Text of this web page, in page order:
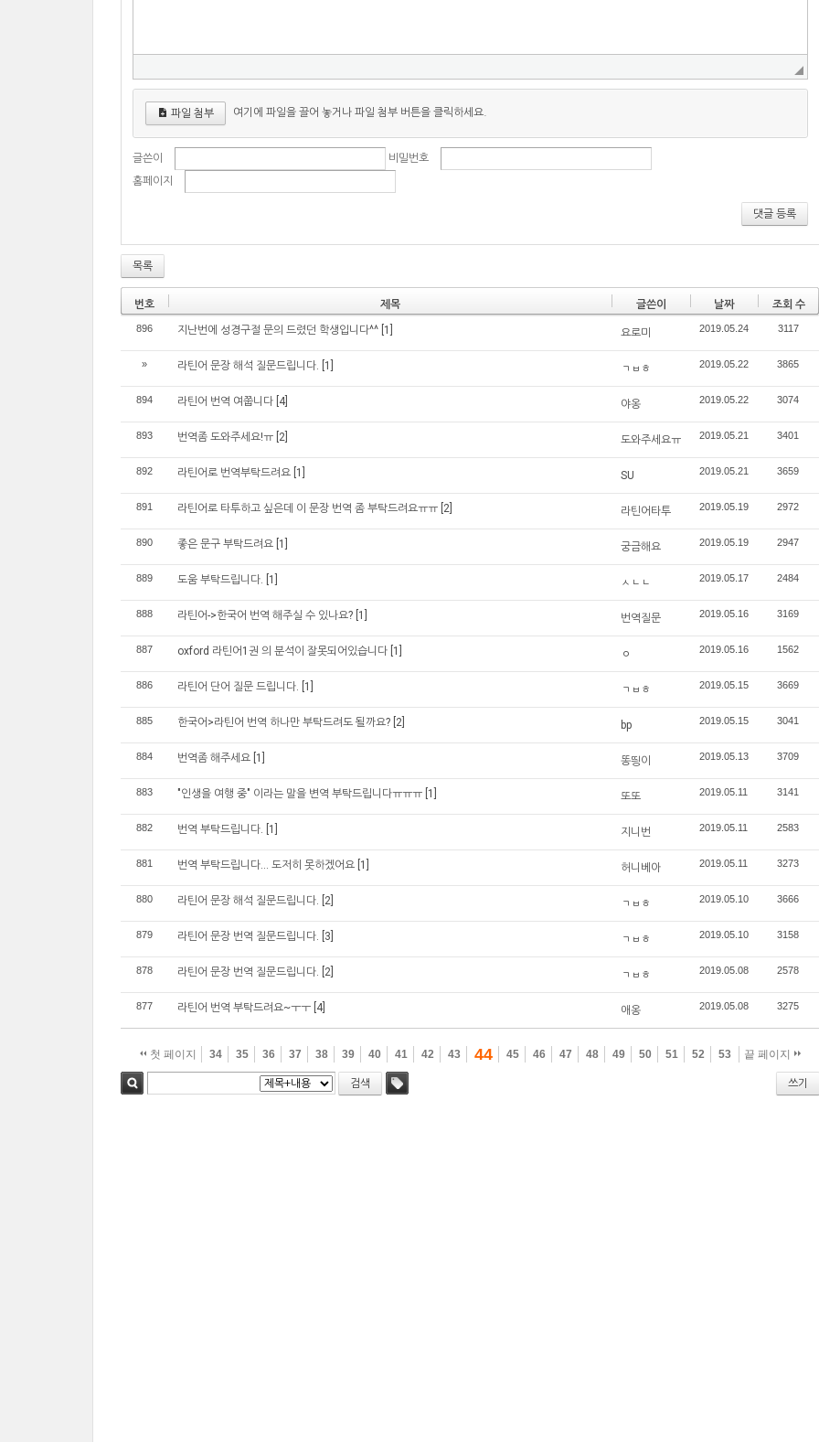
파일 첨부 여기에 파일을 끌어 놓거나 파일 첨부 버튼을 클릭하세요.
글쓴이 비밀번호
홈페이지
댓글 등록
목록
번호 제목 글쓴이 날짜 조회 수
896 지난번에 성경구절 문의 드렸던 학생입니다^^ [1] 요로미 2019.05.24 3117
» 라틴어 문장 해석 질문드립니다. [1] ㄱㅂㅎ 2019.05.22 3865
894 라틴어 번역 여쭙니다 [4] 야옹 2019.05.22 3074
893 번역좀 도와주세요!ㅠ [2] 도와주세요ㅠ 2019.05.21 3401
892 라틴어로 번역부탁드려요 [1] SU 2019.05.21 3659
891 라틴어로 타투하고 싶은데 이 문장 번역 좀 부탁드려요ㅠㅠ [2] 라틴어타투 2019.05.19 2972
890 좋은 문구 부탁드려요 [1] 궁금해요 2019.05.19 2947
889 도움 부탁드립니다. [1] ㅅㄴㄴ 2019.05.17 2484
888 라틴어->한국어 번역 해주실 수 있나요? [1] 번역질문 2019.05.16 3169
887 oxford 라틴어1권 의 분석이 잘못되어있습니다 [1] ㅇ 2019.05.16 1562
886 라틴어 단어 질문 드립니다. [1] ㄱㅂㅎ 2019.05.15 3669
885 한국어>라틴어 번역 하나만 부탁드려도 될까요? [2] bp 2019.05.15 3041
884 번역좀 해주세요 [1] 똥띙이 2019.05.13 3709
883 "인생을 여행 중" 이라는 말을 변역 부탁드립니다ㅠㅠㅠ [1] 또또 2019.05.11 3141
882 번역 부탁드립니다. [1] 지니번 2019.05.11 2583
881 번역 부탁드립니다... 도저히 못하겠어요 [1] 허니베아 2019.05.11 3273
880 라틴어 문장 해석 질문드립니다. [2] ㄱㅂㅎ 2019.05.10 3666
879 라틴어 문장 번역 질문드립니다. [3] ㄱㅂㅎ 2019.05.10 3158
878 라틴어 문장 번역 질문드립니다. [2] ㄱㅂㅎ 2019.05.08 2578
877 라틴어 번역 부탁드려요~ㅜㅜ [4] 애옹 2019.05.08 3275
첫 페이지 34 35 36 37 38 39 40 41 42 43 44 45 46 47 48 49 50 51 52 53 끝 페이지
쓰기
검색